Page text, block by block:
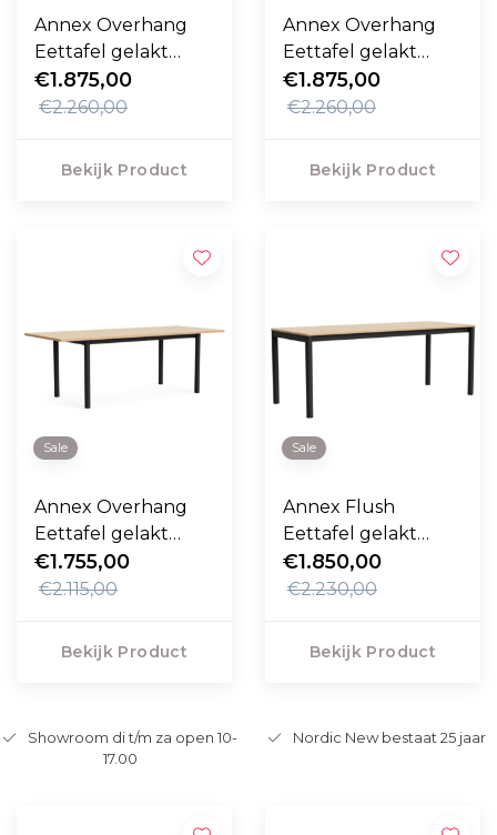
Annex Overhang
Eettafel gelakt
€1.875,00
€2.260,00
Bekijk Product
Annex Overhang
Eettafel gelakt
eiken, charcoal
240cm
€1.875,00
€2.260,00
Bekijk Product
Sale
Annex Overhang
Eettafel gelakt
eiken, charcoal
onderstel 220cm
€1.755,00
€2.115,00
Bekijk Product
Sale
Annex Flush
Eettafel gelakt
eiken, charcoal
onderstel 240cm
€1.850,00
€2.230,00
Bekijk Product
Showroom di t/m za open 10-
17.00
Nordic New bestaat 25 jaar